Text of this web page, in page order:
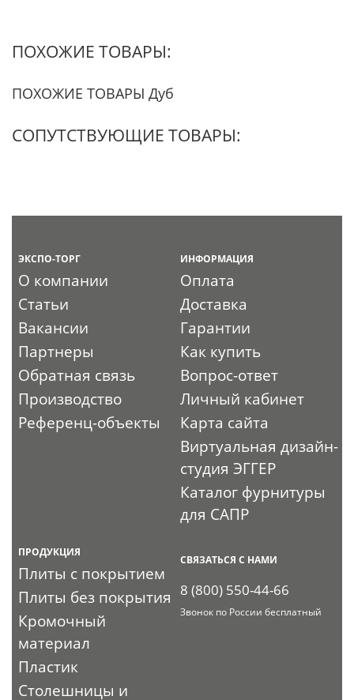
ПОХОЖИЕ ТОВАРЫ:
ПОХОЖИЕ ТОВАРЫ Дуб
СОПУТСТВУЮЩИЕ ТОВАРЫ:
ЭКСПО-ТОРГ
О компании
Статьи
Вакансии
Партнеры
Обратная связь
Производство
Референц-объекты
ИНФОРМАЦИЯ
Оплата
Доставка
Гарантии
Как купить
Вопрос-ответ
Личный кабинет
Карта сайта
Виртуальная дизайн-
студия ЭГГЕР
Каталог фурнитуры
для САПР
ПРОДУКЦИЯ
Плиты с покрытием
Плиты без покрытия
Кромочный
материал
Пластик
Столешницы и
СВЯЗАТЬСЯ С НАМИ
8 (800) 550-44-66
Звонок по России бесплатный